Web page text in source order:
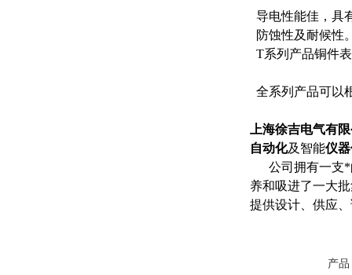
导电性能佳，具
防蚀性及耐候性
T系列产品铜件
全系列产品可以
上海徐吉电气有
自动化及智能仪
公司拥有一支*
养和吸进了一大
提供设计、供应
产品